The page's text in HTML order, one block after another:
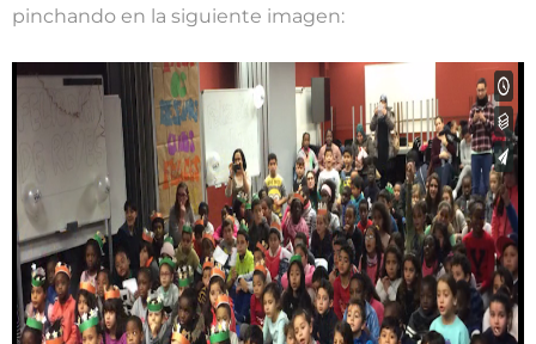
pinchando en la siguiente imagen: